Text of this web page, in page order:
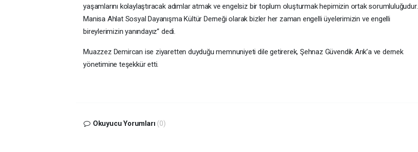
yaşamlarını kolaylaştıracak adımlar atmak ve engelsiz bir toplum oluşturmak hepimizin ortak sorumluluğudur.
Manisa Ahlat Sosyal Dayanışma Kültür Derneği olarak bizler her zaman engelli üyelerimizin ve engelli
bireylerimizin yanındayız” dedi.
Muazzez Demircan ise ziyaretten duyduğu memnuniyeti dile getirerek, Şehnaz Güvendik Arık’a ve dernek
yönetimine teşekkür etti.
Okuyucu Yorumları (0)